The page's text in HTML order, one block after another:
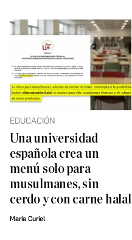
EDUCACIÓN
Una universidad
española crea un
menú solo para
musulmanes, sin
cerdo y con carne halal
María Curiel